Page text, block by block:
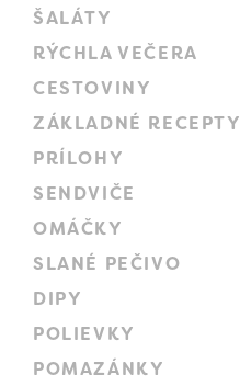
ŠALÁTY
RÝCHLA VEČERA
CESTOVINY
ZÁKLADNÉ RECEPTY
PRÍLOHY
SENDVIČE
OMÁČKY
SLANÉ PEČIVO
DIPY
POLIEVKY
POMAZÁNKY